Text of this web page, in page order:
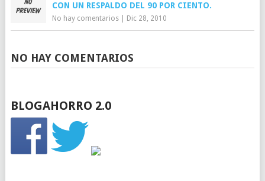
CON UN RESPALDO DEL 90 POR CIENTO.
No hay comentarios| Dic 28, 2010
NO HAY COMENTARIOS
BLOGAHORRO 2.0